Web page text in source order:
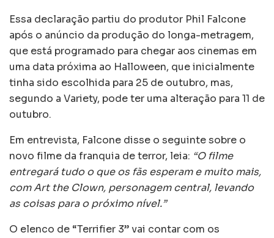
Essa declaração partiu do produtor Phil Falcone
após o anúncio da produção do longa-metragem,
que está programado para chegar aos cinemas em
uma data próxima ao Halloween, que inicialmente
tinha sido escolhida para 25 de outubro, mas,
segundo a Variety, pode ter uma alteração para 11 de
outubro.
Em entrevista, Falcone disse o seguinte sobre o
novo filme da franquia de terror, leia: “O filme
entregará tudo o que os fãs esperam e muito mais,
com Art the Clown, personagem central, levando
as coisas para o próximo nível.”
O elenco de “Terrifier 3” vai contar com os